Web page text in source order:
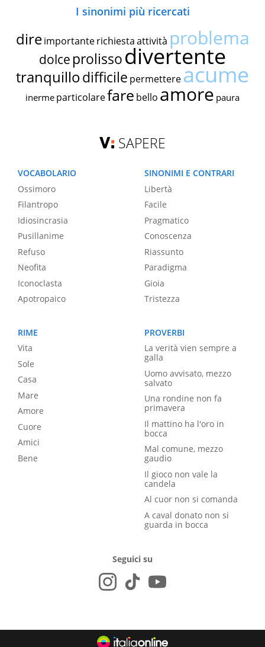
I sinonimi più ricercati
dire importante richiestaattività problema
dolce prolissodivertente
tranquillodifficile permettereacume
inerme particolarefare bello amore paura
SAPERE
VOCABOLARIO
Ossimoro
Filantropo
Idiosincrasia
Pusillanime
Refuso
Neofita
Iconoclasta
Apotropaico
SINONIMI E CONTRARI
Libertà
Facile
Pragmatico
Conoscenza
Riassunto
Paradigma
Gioia
Tristezza
RIME
Vita
Sole
Casa
Mare
Amore
Cuore
Amici
Bene
PROVERBI
La verità vien sempre a
galla
Uomo avvisato, mezzo
salvato
Una rondine non fa
primavera
Il mattino ha l'oro in
bocca
Mal comune, mezzo
gaudio
Il gioco non vale la
candela
Al cuor non si comanda
A caval donato non si
guarda in bocca
Seguici su